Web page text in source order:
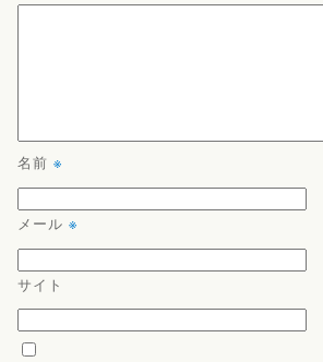
名前 ※
メール ※
サイト